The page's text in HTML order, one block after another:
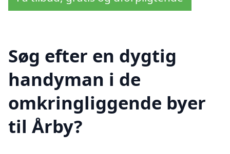
Søg efter en dygtig
handyman i de
omkringliggende byer
til Årby?